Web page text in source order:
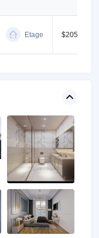
Etage $205,000